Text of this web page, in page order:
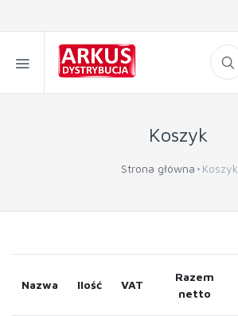
Koszyk
Strona główna Koszyk
Nazwa Ilość VAT
Razem
netto